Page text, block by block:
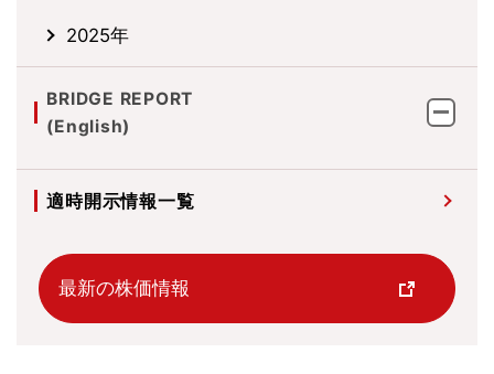
2025年
BRIDGE REPORT
(English)
適時開示情報一覧
最新の株価情報